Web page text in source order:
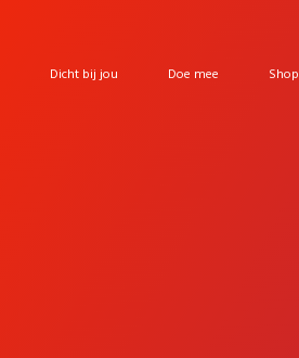
Dicht bij jou Doe mee Shop